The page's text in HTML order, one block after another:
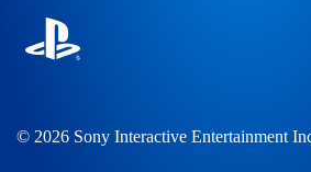
© 2026 Sony Interactive Entertainment